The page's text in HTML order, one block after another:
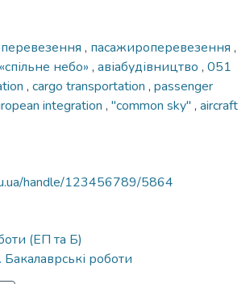
, пасажироперевезення ,
«спільне небо» , авіабудівництво , 051
, cargo transportation , passenger
integration , "common sky" , aircraft
handle/123456789/5864
(ЕП та Б)
роботи